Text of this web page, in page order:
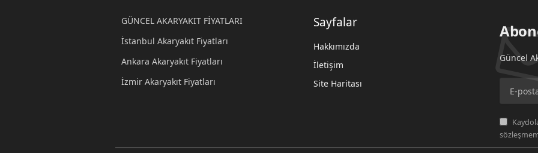
GÜNCEL AKARYAKIT FİYATLARI
İstanbul Akaryakıt Fiyatları
Ankara Akaryakıt Fiyatları
İzmir Akaryakıt Fiyatları
Sayfalar
Hakkımızda
İletişim
Site Haritası
Güncel